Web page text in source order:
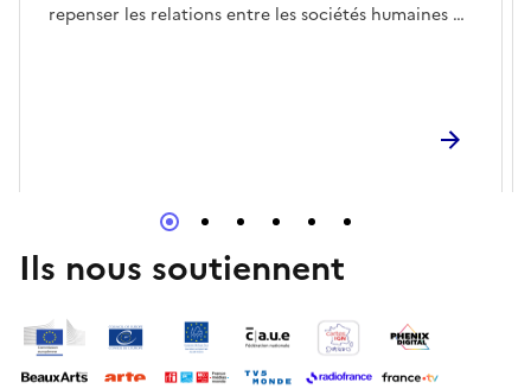
repenser les relations entre les sociétés humaines et
sont testées et sélectionnées en conditions de plein
biologique, afin d'évaluer leur capacité d'adaptation
à disposition gratuitement des agriculteurs du
robustesse des systèmes agricoles locaux et à
retrouver une relative autonomie
Ils nous soutiennent